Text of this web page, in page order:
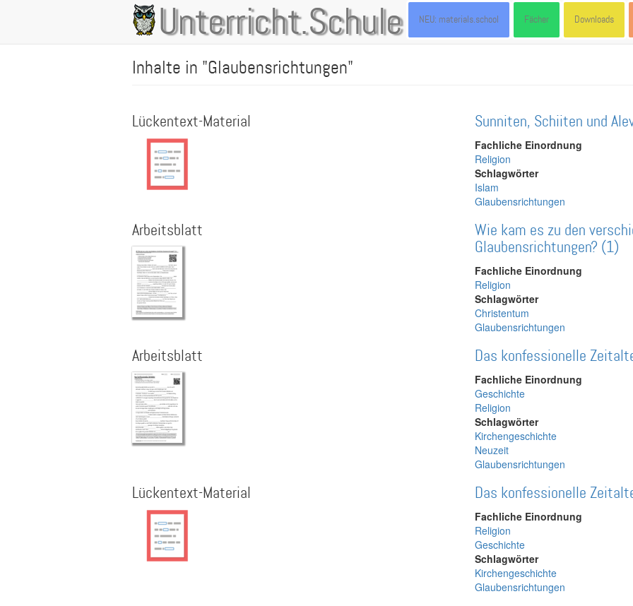
Unterricht.Schule
Main
navigation
NEU: materials.school Fächer Downloads
Inhalte in "Glaubensrichtungen"
Lückentext-Material Sunniten, Schiiten und
Fachliche Einordnung
Religion
Schlagwörter
Islam
Glaubensrichtungen
Arbeitsblatt
Wie kam es zu den
Glaubensrichtungen? (1)
Fachliche Einordnung
Religion
Schlagwörter
Christentum
Glaubensrichtungen
Arbeitsblatt Das konfessionelle
Fachliche Einordnung
Geschichte
Religion
Schlagwörter
Kirchengeschichte
Neuzeit
Glaubensrichtungen
Lückentext-Material Das konfessionelle
Fachliche Einordnung
Religion
Geschichte
Schlagwörter
Kirchengeschichte
Glaubensrichtungen